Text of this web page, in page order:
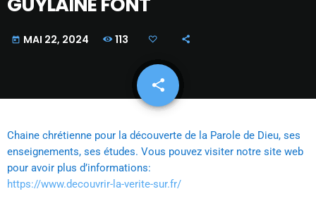
today MAI 22, 2024 113
share
email
Chaine chrétienne pour la découverte de la Parole de Dieu, ses
enseignements, ses études. Vous pouvez visiter notre site web
pour avoir plus d’informations:
https://www.decouvrir-la-verite-sur.fr/